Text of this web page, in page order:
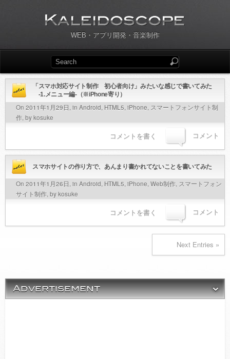
WEB・アプリ開発・音楽制作
「スマホ対応サイト制作 初心者向け」みたいな感じで書いてみた
-1.メニュー編-（※iPhone寄り）
On 2011年1月29日, in Android, HTML5, iPhone, スマートフォンサイト制
作, by kosuke
コメント
コメントを書く
スマホサイトの作り方で、あんまり書かれてないことを書いてみた
On 2011年1月26日, in Android, HTML5, iPhone, Web制作, スマートフォン
サイト制作, by kosuke
コメント
コメントを書く
Next Entries »